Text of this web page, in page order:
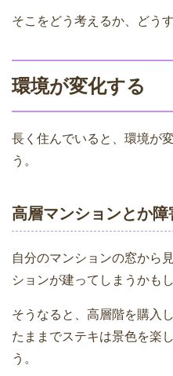
そこをどう考えるか、どう
環境が変化する
長く住んでいると、環境が
う。
高層マンションとか障
自分のマンションの窓から
ションが建ってしまうかも
そうなると、高層階を購入
たままでステキは景色を楽
う。